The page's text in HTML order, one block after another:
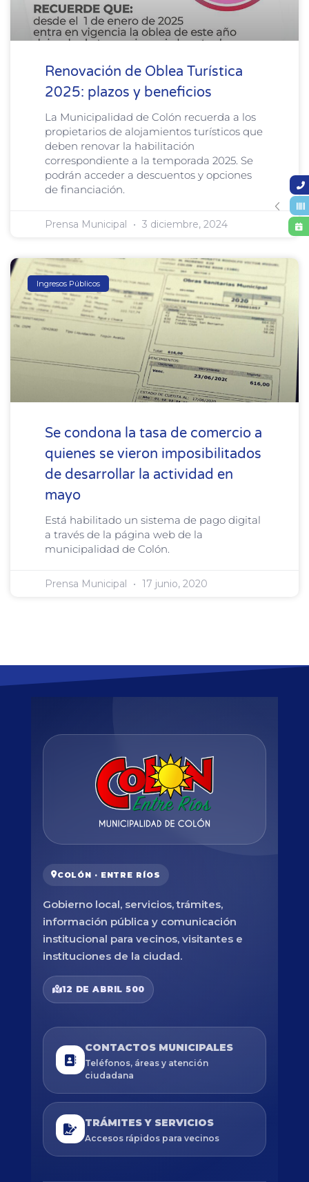
Renovación de Oblea Turística
2025: plazos y beneficios
La Municipalidad de Colón recuerda a los
propietarios de alojamientos turísticos que
deben renovar la habilitación
correspondiente a la temporada 2025. Se
podrán acceder a descuentos y opciones
de financiación.
Prensa Municipal 3 diciembre, 2024
Ingresos Públicos
Se condona la tasa de comercio a
quienes se vieron imposibilitados
de desarrollar la actividad en
mayo
Está habilitado un sistema de pago digital
a través de la página web de la
municipalidad de Colón.
Prensa Municipal 17 junio, 2020
COLÓN · ENTRE RÍOS
Gobierno local, servicios, trámites,
información pública y comunicación
institucional para vecinos, visitantes e
instituciones de la ciudad.
12 DE ABRIL 500
CONTACTOS MUNICIPALES
Teléfonos, áreas y atención
ciudadana
TRÁMITES Y SERVICIOS
Accesos rápidos para vecinos